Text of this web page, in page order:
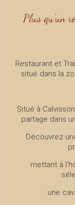
Plus qu'un
Restaurant et
situé dans la
Situé à
partage dans
Découvrez
mettant à
une